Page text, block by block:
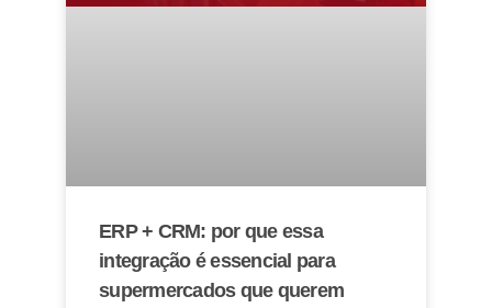
ERP + CRM: por que essa
integração é essencial para
supermercados que querem